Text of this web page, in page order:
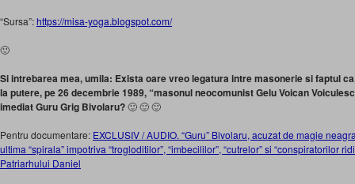
“Sursa”:https://misa-yoga.blogspot.com/
🙂
Si intrebarea mea, umila: Exista oare vreo legatura intre masonerie si faptul
la putere, pe 26 decembrie 1989, “masonul neocomunist Gelu Voican
imediat Guru Grig Bivolaru?🙂 🙂 🙂
Pentru documentare: EXCLUSIV / AUDIO. “Guru” Bivolaru, acuzat de magie
ultima “spirala” impotriva “trogloditilor”, “imbecililor”, “cutrelor” si “conspiratorilor
Patriarhului Daniel